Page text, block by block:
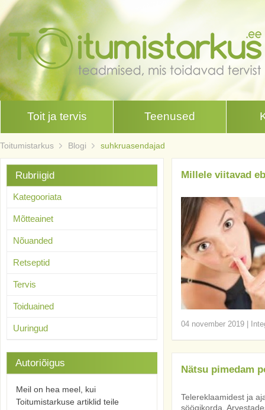
Toit ja tervis Teenused
Toitumistarkus Blogi suhkruasendajad
Millele viitavad
04 november 2019
Nätsu pimedam
Telereklaamidest ja
söögikorda.
Rubriigid
Kategooriata
Mõtteainet
Nõuanded
Retseptid
Tervis
Toiduained
Uuringud
Autoriõigus
Meil on hea meel, kui
Toitumistarkuse artiklid teile